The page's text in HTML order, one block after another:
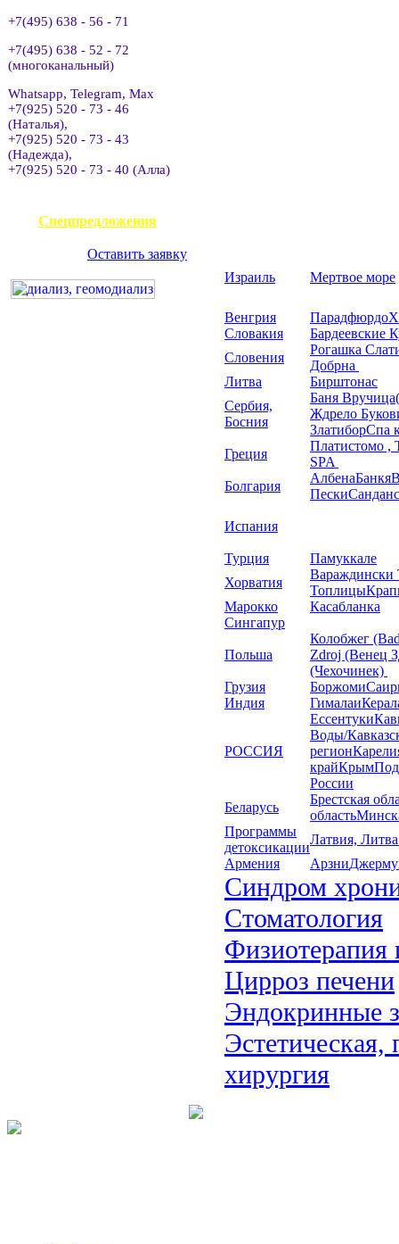
+7(495) 638 - 56 - 71
+7(495) 638 - 52 - 72
(многоканальный)
Whatsapp, Telegram, Max
+7(925) 520 - 73 - 46
(Наталья),
+7(925) 520 - 73 - 43
(Надежда),
+7(925) 520 - 73 - 40 (Алла)
Спецпредложения
Оставить заявку
Израиль
Мертвое море
Венгрия Парадфюрдо
Словакия
Бардеевские
Словения
Рогашка
Добрна
Литва
Бирштонас
Сербия,
Босния
Баня
Ждрело
ЗлатиборСпа
Греция
Платистомо ,
SPA
Болгария
АлбенаБанкя
Пески
Испания
Турция
Памуккале
Хорватия
Вараждински
Топлицы
Марокко
Касабланка
Сингапур
Польша
Колобжег
Zdroj (Венец
(Чехочинек)
Грузия
Боржоми
Индия
Гималаи
РОССИЯ
Ессентуки
Воды/
регион
крайКрым
России
Беларусь
Брестская
область
Программы
детоксикации
Латвия,
Армения
Арзни
Синдром
Стоматология
Физиотерапия
Цирроз печени
Эндокринные
Эстетическая,
хирургия